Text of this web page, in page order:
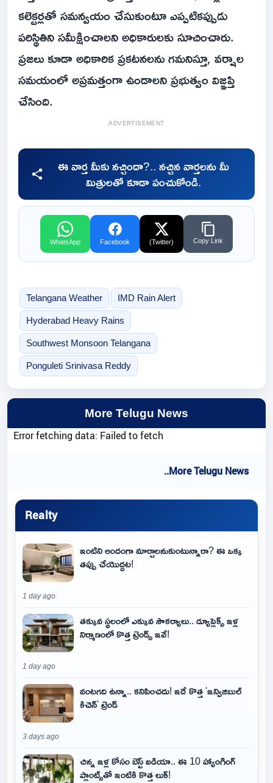
కలెక్టర్లతో సమన్వయం చేసుకుంటూ ఎప్పటికప్పుడు
పరిస్థితిని సమీక్షించాలని అధికారులకు సూచించారు.
ప్రజలు కూడా అధికారిక ప్రకటనలను గమనిస్తూ, వర్షాల
సమయంలో అప్రమత్తంగా ఉండాలని ప్రభుత్వం విజ్ఞప్తి
చేసింది.
ADVERTISEMENT
ఈ వార్త మీకు నచ్చిందా?.. నచ్చిన వార్తలను మీ
మిత్రులతో కూడా పంచుకోండి.
WhatsApp Facebook (Twitter) Copy Link
Telangana Weather IMD Rain Alert
Hyderabad Heavy Rains
Southwest Monsoon Telangana
Ponguleti Srinivasa Reddy
More Telugu News
Error fetching data: Failed to fetch
..More Telugu News
Realty
ఇంటిని అందంగా మార్చాలనుకుంటున్నారా? ఈ ఒక్క
తప్పు చేయొద్దట!
1 day ago
తక్కువ స్థలంలో ఎక్కువ సౌకర్యాలు.. డ్యూప్లెక్స్ ఇళ్ల
నిర్మాణంలో కొత్త ట్రెండ్స్ ఇవే!
1 day ago
వంటగది ఉన్నా.. కనిపించదు! ఇదే కొత్త 'ఇన్విజిబుల్
కిచెన్' ట్రెండ్
3 days ago
చిన్న ఇళ్ల కోసం బెస్ట్ ఐడియా.. ఈ 10 హ్యాంగింగ్
ప్లాంట్స్‌తో ఇంటికి కొత్త లుక్!